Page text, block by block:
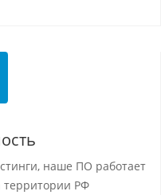
наше ПО работает
территории РФ